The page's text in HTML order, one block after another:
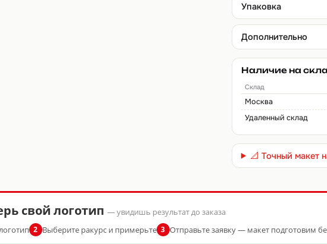
Упаковка
Дополнительно
Наличие на
Склад
Москва
Удаленный склад
📐 Точный макет
свой логотип — увидишь результат до заказа
2 Выберите ракурс и примерьте 3 Отправьте заявку — макет подготовим